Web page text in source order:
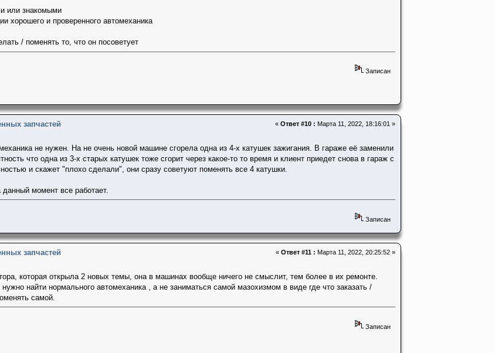
или знакомыми
хорошего и проверенного автомеханика
/ поменять то, что он посоветует
Записан
запчастей « Ответ #10 : Марта 11, 2022, 18:16:01 »
не нужен. На не очень новой машине сгорела одна из 4-х катушек зажигания. В гараже её заменили
что одна из 3-х старых катушек тоже сгорит через какое-то то время и клиент приедет снова в гараж с
и скажет "плохо сделали", они сразу советуют поменять все 4 катушки.
момент все работает.
Записан
запчастей « Ответ #11 : Марта 11, 2022, 20:25:52 »
которая открыла 2 новых темы, она в машинах вообще ничего не смыслит, тем более в их ремонте.
найти нормального автомеханика , а не заниматься самой мазохизмом в виде где что заказать /
самой.
Записан